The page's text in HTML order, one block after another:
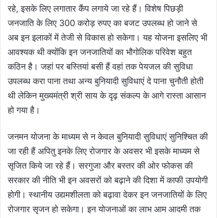
रहे, इसके लिए लगातार कैंप लगाये जा रहे हैं। विशेष पिछड़ी
जनजाति के लिए 300 करोड़ रुपए का बजट उपलब्ध हो जाने से
अब इन इलाकों में तेजी से विकास हो सकेगा। यह योजना इसलिए भी
आवश्यक थी क्योंकि इन जनजातियों का भौगोलिक परिवेश बहुत
कठिन है। जहां पर बस्तियां बसी हैं वहां तक पेयजल की सुविधा
उपलब्ध करा पाना तथा अन्य बुनियादी सुविधाएं दे पाना चुनौती होती
थी लेकिन मुख्यमंत्री श्री साय के दृढ़ संकल्प के आगे रास्ता आसान
हो गया है।
जनमन योजना के माध्यम से न केवल बुनियादी सुविधाएं सुनिश्चित की
जा रही हैं अपितु इनके लिए रोजगार के अवसर भी इसके माध्यम से
सृजित किये जा रहे हैं। सरगुजा और बस्तर की ओर फोकस की
सरकार की नीति भी इन अवसरों को बढ़ाने की दिशा में काफी उपयोगी
होगी। स्थानीय उद्यमशीलता को बढ़ावा देकर इन जनजातियों के लिए
रोजगार सृजन हो सकेगा। इन योजनाओं का लाभ आम आदमी तक